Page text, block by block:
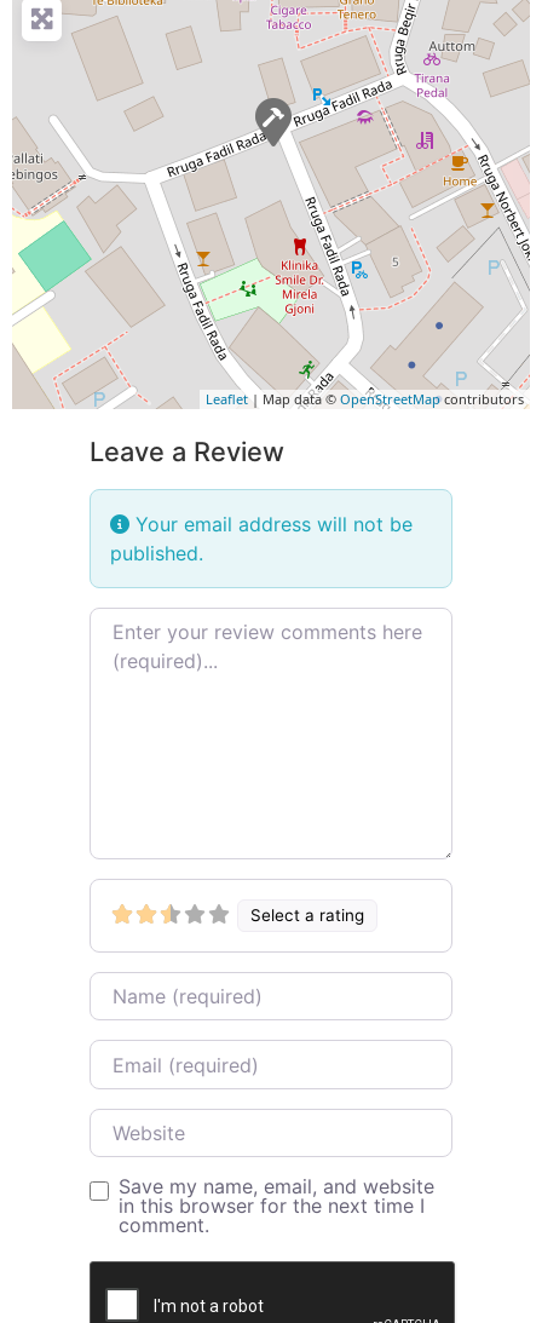
Leaflet | Map data © OpenStreetMapcontributors
Leave a Review
Your email address will not be
published.
Review text
Select a rating
Name
Email
Website
Save my name, email, and website
in this browser for the next time I
comment.